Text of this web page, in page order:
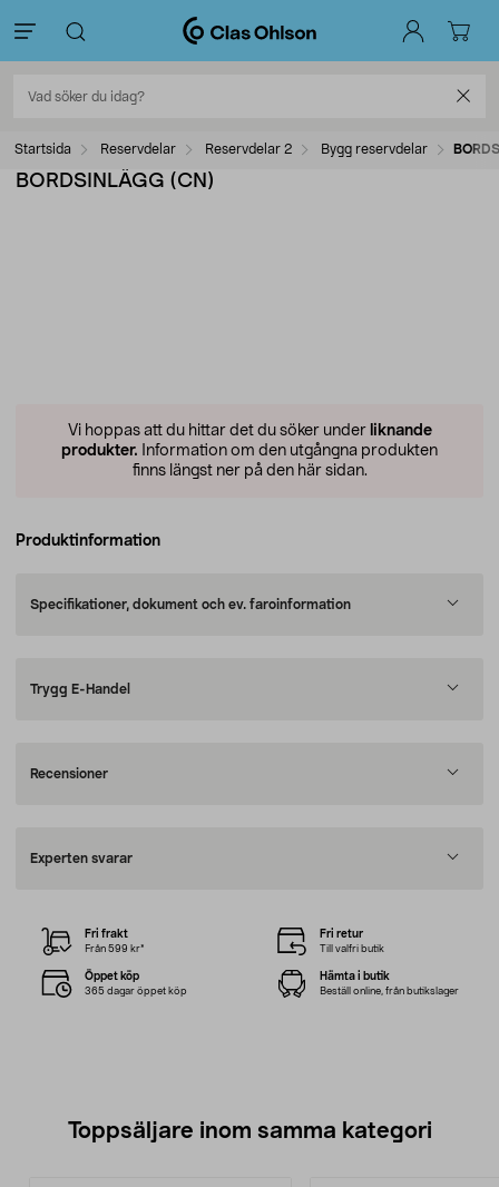
Startsida Reservdelar Reservdelar 2 Bygg reservdelar
BORDSINLÄGG (CN)
Vi hoppas att du hittar det du söker under liknande
produkter. Information om den utgångna produkten
finns längst ner på den här sidan.
Produktinformation
Specifikationer, dokument och ev. faroinformation
Trygg E-Handel
Recensioner
Experten svarar
Fri frakt
Från 599 kr*
Fri retur
Till valfri butik
Öppet köp
365 dagar öppet köp
Hämta i butik
Beställ online, från butikslager
Toppsäljare inom samma kategori